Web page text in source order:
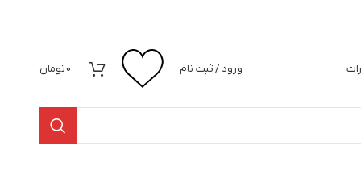
ورود / ثبت نام 0تومان